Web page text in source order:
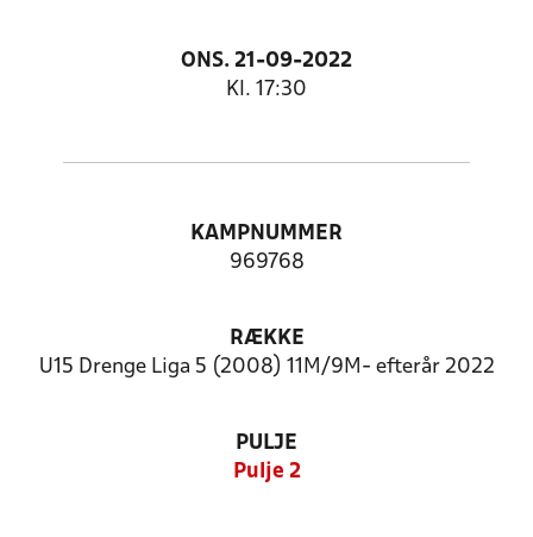
ONS. 21-09-2022
Kl. 17:30
KAMPNUMMER
969768
RÆKKE
U15 Drenge Liga 5 (2008) 11M/9M- efterår 2022
PULJE
Pulje 2